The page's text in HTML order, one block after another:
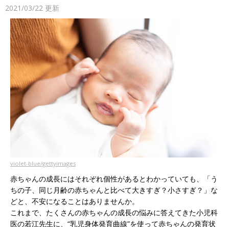
2021/03/22 更新
violet-blue/gettyimages
赤ちゃんの成長にはそれぞれ個性があるとわかっていても、「う
ちの子、同じ月齢の赤ちゃんと比べて大きすぎ？小さすぎ？」な
どと、不安になることはありませんか。
これまで、たくさんの赤ちゃんの成長の悩みに答えてきた小児科
医の若江先生に、“乳児身体発育曲線”を使って赤ちゃんの発育状